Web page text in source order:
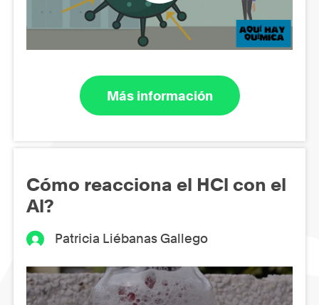
Más información
Cómo reacciona el HCl con el
Al?
Patricia Liébanas Gallego